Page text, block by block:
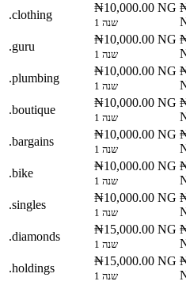
.clothing
₦10,000.00 NG
1 שנה
.guru
₦10,000.00 NG
1 שנה
.plumbing
₦10,000.00 NG
1 שנה
.boutique
₦10,000.00 NG
1 שנה
.bargains
₦10,000.00 NG
1 שנה
.bike
₦10,000.00 NG
1 שנה
.singles
₦10,000.00 NG
1 שנה
.diamonds
₦15,000.00 NG
1 שנה
.holdings
₦15,000.00 NG
1 שנה